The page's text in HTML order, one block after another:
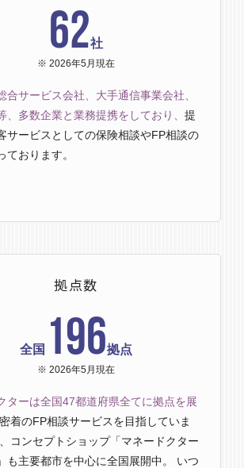
62社
※ 2026年5月現在
合サービス会社、大手通信事業会社、
、多数企業と業務提携をしており、提
サービスとしての保険相談やFP相談の
ております。
拠点数
全国 196拠点
※ 2026年5月現在
ターは全国47都道府県全てに拠点を展
着のFP相談サービスを目指していま
コンセプトショップ「マネードクター
も主要都市を中心に全国展開中。 いつ